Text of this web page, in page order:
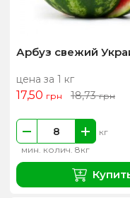
Арбуз свежий
цена за 1 кг
17,50 грн 18,73грн
мин. колич. 8кг
кг